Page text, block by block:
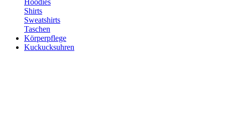
Hoodies
Shirts
Sweatshirts
Taschen
Körperpflege
Kuckucksuhren